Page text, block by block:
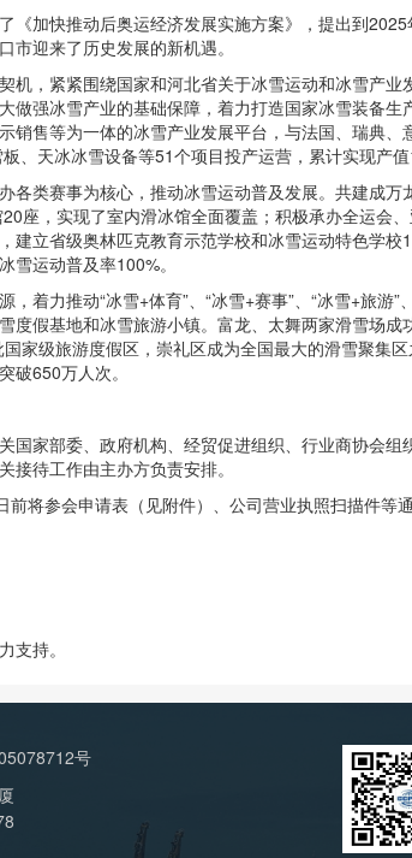
《加快推动后奥运经济发展实施方案》，提出到
市迎来了历史发展的新机遇。
机，紧紧围绕国家和河北省关于冰雪运动和冰雪产
做强冰雪产业的基础保障，着力打造国家冰雪装备
销售等为一体的冰雪产业发展平台，与法国、瑞典
、天冰冰雪设备等51个项目投产运营，累计实现产
各类赛事为核心，推动冰雪运动普及发展。共建成
座，实现了室内滑冰馆全面覆盖；积极承办全运会
建立省级奥林匹克教育示范学校和冰雪运动特色学
运动普及率100%。
着力推动“冰雪+体育”、“冰雪+赛事”、“冰雪+旅
度假基地和冰雪旅游小镇。富龙、太舞两家滑雪场
家级旅游度假区，崇礼区成为全国最大的滑雪聚集
破650万人次。
国家部委、政府机构、经贸促进组织、行业商协会
接待工作由主办方负责安排。
将参会申请表（见附件）、公司营业执照扫描件等
支持。
号
厦